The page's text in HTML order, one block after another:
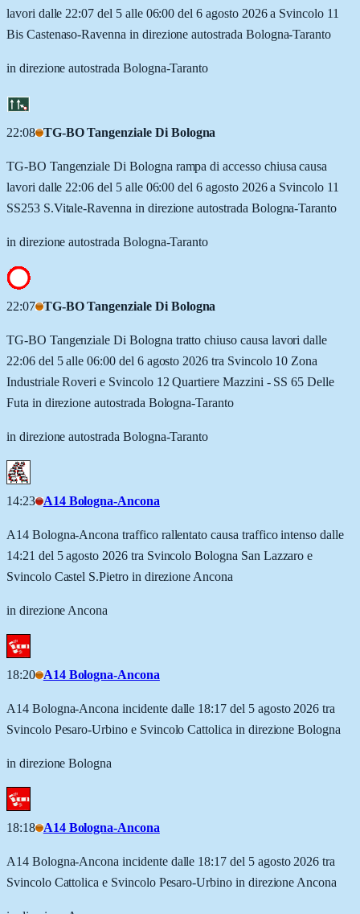
lavori dalle 22:07 del 5 alle 06:00 del 6 agosto 2026 a Svincolo 11
Bis Castenaso-Ravenna in direzione autostrada Bologna-Taranto
in direzione autostrada Bologna-Taranto
22:08 TG-BO Tangenziale Di Bologna
TG-BO Tangenziale Di Bologna rampa di accesso chiusa causa
lavori dalle 22:06 del 5 alle 06:00 del 6 agosto 2026 a Svincolo 11
SS253 S.Vitale-Ravenna in direzione autostrada Bologna-Taranto
in direzione autostrada Bologna-Taranto
22:07 TG-BO Tangenziale Di Bologna
TG-BO Tangenziale Di Bologna tratto chiuso causa lavori dalle
22:06 del 5 alle 06:00 del 6 agosto 2026 tra Svincolo 10 Zona
Industriale Roveri e Svincolo 12 Quartiere Mazzini - SS 65 Delle
Futa in direzione autostrada Bologna-Taranto
in direzione autostrada Bologna-Taranto
14:23 A14 Bologna-Ancona
A14 Bologna-Ancona traffico rallentato causa traffico intenso dalle
14:21 del 5 agosto 2026 tra Svincolo Bologna San Lazzaro e
Svincolo Castel S.Pietro in direzione Ancona
in direzione Ancona
18:20 A14 Bologna-Ancona
A14 Bologna-Ancona incidente dalle 18:17 del 5 agosto 2026 tra
Svincolo Pesaro-Urbino e Svincolo Cattolica in direzione Bologna
in direzione Bologna
18:18 A14 Bologna-Ancona
A14 Bologna-Ancona incidente dalle 18:17 del 5 agosto 2026 tra
Svincolo Cattolica e Svincolo Pesaro-Urbino in direzione Ancona